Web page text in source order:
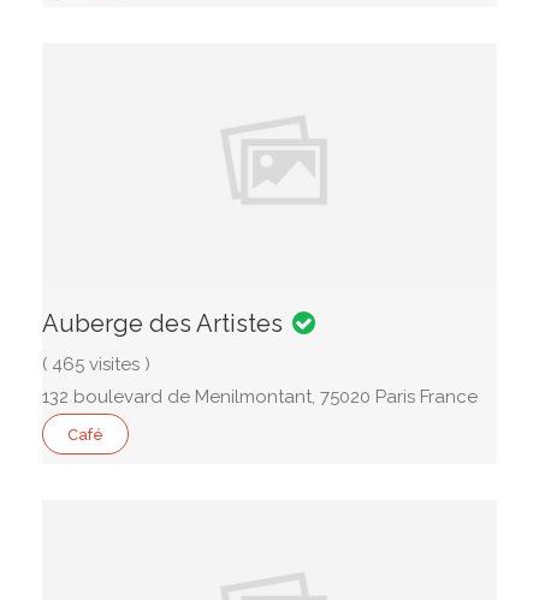
Auberge des Artistes
( 465 visites )
132 boulevard de Menilmontant, 75020 Paris France
Café